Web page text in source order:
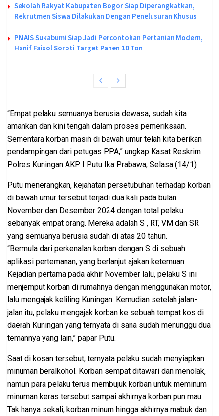
Sekolah Rakyat Kabupaten Bogor Siap Diperangkatkan,
Rekrutmen Siswa Dilakukan Dengan Penelusuran Khusus
PMAIS Sukabumi Siap Jadi Percontohan Pertanian Modern,
Hanif Faisol Soroti Target Panen 10 Ton
“Empat pelaku semuanya berusia dewasa, sudah kita
amankan dan kini tengah dalam proses pemeriksaan.
Sementara korban masih di bawah umur telah kita berikan
pendampingan dari petugas PPA,” ungkap Kasat Reskrim
Polres Kuningan AKP I Putu Ika Prabawa, Selasa (14/1).
Putu menerangkan, kejahatan persetubuhan terhadap korban
di bawah umur tersebut terjadi dua kali pada bulan
November dan Desember 2024 dengan total pelaku
sebanyak empat orang. Mereka adalah S , RT, VM dan SR
yang semuanya berusia sudah di atas 20 tahun.
“Bermula dari perkenalan korban dengan S di sebuah
aplikasi pertemanan, yang berlanjut ajakan ketemuan.
Kejadian pertama pada akhir November lalu, pelaku S ini
menjemput korban di rumahnya dengan menggunakan motor,
lalu mengajak keliling Kuningan. Kemudian setelah jalan-
jalan itu, pelaku mengajak korban ke sebuah tempat kos di
daerah Kuningan yang ternyata di sana sudah menunggu dua
temannya yang lain,” papar Putu.
Saat di kosan tersebut, ternyata pelaku sudah menyiapkan
minuman beralkohol. Korban sempat ditawari dan menolak,
namun para pelaku terus membujuk korban untuk meminum
minuman keras tersebut sampai akhirnya korban pun mau.
Tak hanya sekali, korban minum hingga akhirnya mabuk dan